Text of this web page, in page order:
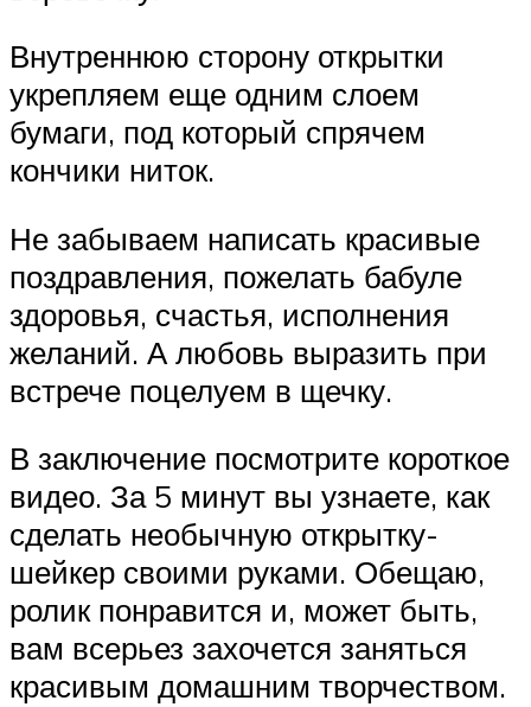
Внутреннюю сторону открытки
укрепляем еще одним слоем
бумаги, под который спрячем
кончики ниток.
Не забываем написать красивые
поздравления, пожелать бабуле
здоровья, счастья, исполнения
желаний. А любовь выразить при
встрече поцелуем в щечку.
В заключение посмотрите короткое
видео. За 5 минут вы узнаете, как
сделать необычную открытку-
шейкер своими руками. Обещаю,
ролик понравится и, может быть,
вам всерьез захочется заняться
красивым домашним творчеством.